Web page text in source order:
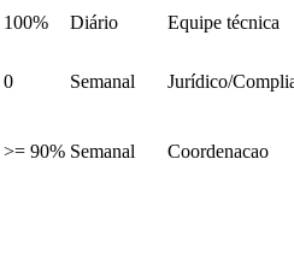
100% Diário Equipe técnica
0 Semanal Jurídico/
>= 90% Semanal Coordenacao